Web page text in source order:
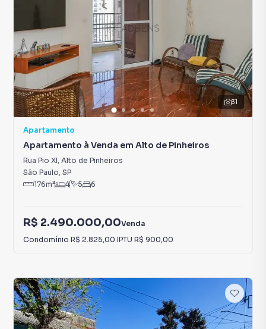
31
Apartamento
Apartamento à Venda em Alto de Pinheiros
Rua Pio XI, Alto de Pinheiros
São Paulo, SP
176m² 4 5 6
R$ 2.490.000,00Venda
Condomínio R$ 2.825,00·IPTU R$ 900,00